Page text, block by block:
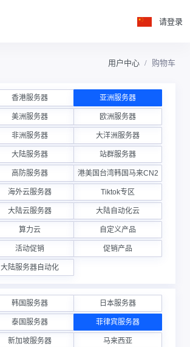
请登录
用户中心 购物车
香港服务器 亚洲服务器
美洲服务器 欧洲服务器
非洲服务器 大洋洲服务器
大陆服务器 站群服务器
高防服务器 香港美国台湾韩国马来CN2云
海外云服务器 Tiktok专区
大陆云服务器 大陆自动化云
算力云 自定义产品
活动促销 促销产品
大陆服务器自动化
韩国服务器 日本服务器
泰国服务器 菲律宾服务器
新加坡服务器 马来西亚